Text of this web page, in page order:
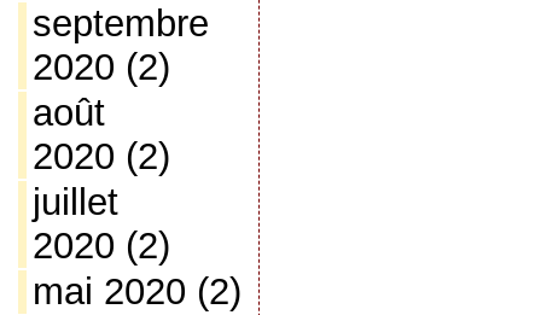
septembre
2020 (2)
août
2020 (2)
juillet
2020 (2)
mai 2020 (2)